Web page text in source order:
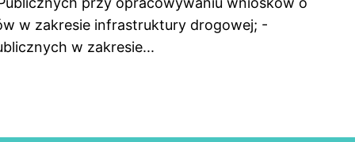
w zakresie infrastruktury drogowej; -
w zakresie...